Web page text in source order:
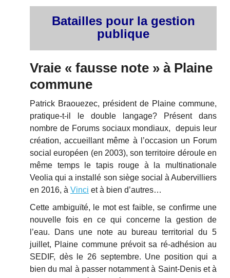
Batailles pour la gestion
publique
Vraie « fausse note » à Plaine
commune
Patrick Braouezec, président de Plaine commune,
pratique-t-il le double langage? Présent dans
nombre de Forums sociaux mondiaux, depuis leur
création, accueillant même à l’occasion un Forum
social européen (en 2003), son territoire déroule en
même temps le tapis rouge à la multinationale
Veolia qui a installé son siège social à Aubervilliers
en 2016, à Vinci et à bien d’autres…
Cette ambiguïté, le mot est faible, se confirme une
nouvelle fois en ce qui concerne la gestion de
l’eau. Dans une note au bureau territorial du 5
juillet, Plaine commune prévoit sa ré-adhésion au
SEDIF, dès le 26 septembre. Une position qui a
bien du mal à passer notamment à Saint-Denis et à